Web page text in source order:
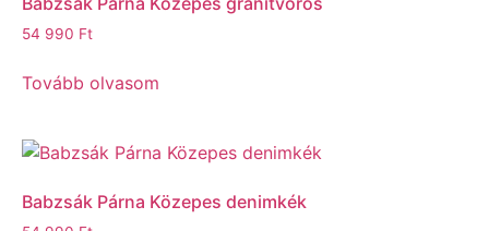
54 990 Ft
Tovább olvasom
Babzsák Párna Közepes denimkék